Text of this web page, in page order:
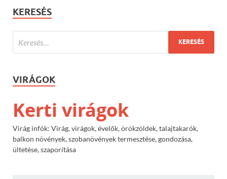
KERESÉS
VIRÁGOK
Kerti virágok
Virág infók: Virág, virágok, évelők, örökzöldek, talajtakarók,
balkon növények, szobanövények termesztése, gondozása,
ültetése, szaporítása